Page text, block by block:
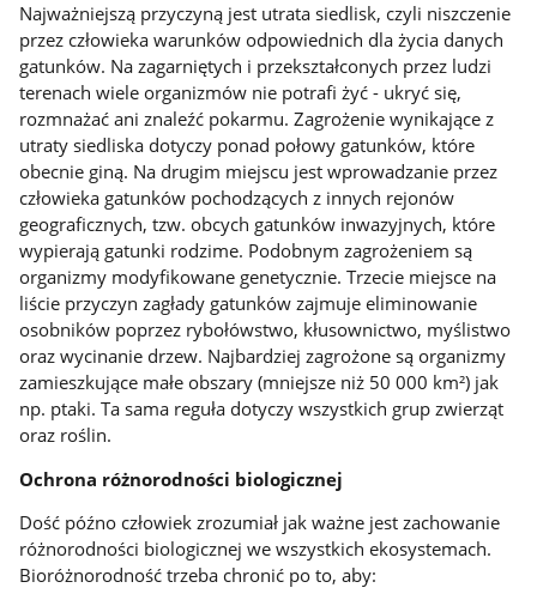
Najważniejszą przyczyną jest utrata siedlisk, czyli niszczenie
przez człowieka warunków odpowiednich dla życia danych
gatunków. Na zagarniętych i przekształconych przez ludzi
terenach wiele organizmów nie potrafi żyć - ukryć się,
rozmnażać ani znaleźć pokarmu. Zagrożenie wynikające z
utraty siedliska dotyczy ponad połowy gatunków, które
obecnie giną. Na drugim miejscu jest wprowadzanie przez
człowieka gatunków pochodzących z innych rejonów
geograficznych, tzw. obcych gatunków inwazyjnych, które
wypierają gatunki rodzime. Podobnym zagrożeniem są
organizmy modyfikowane genetycznie. Trzecie miejsce na
liście przyczyn zagłady gatunków zajmuje eliminowanie
osobników poprzez rybołówstwo, kłusownictwo, myślistwo
oraz wycinanie drzew. Najbardziej zagrożone są organizmy
zamieszkujące małe obszary (mniejsze niż 50 000 km²) jak
np. ptaki. Ta sama reguła dotyczy wszystkich grup zwierząt
oraz roślin.
Ochrona różnorodności biologicznej
Dość późno człowiek zrozumiał jak ważne jest zachowanie
różnorodności biologicznej we wszystkich ekosystemach.
Bioróżnorodność trzeba chronić po to, aby: